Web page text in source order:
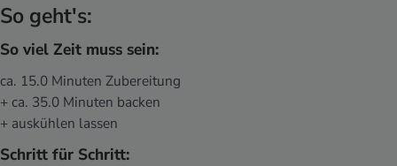
So geht's:
So viel Zeit muss sein:
ca. 15.0 Minuten Zubereitung
+ ca. 35.0 Minuten backen
+ auskühlen lassen
Schritt für Schritt: